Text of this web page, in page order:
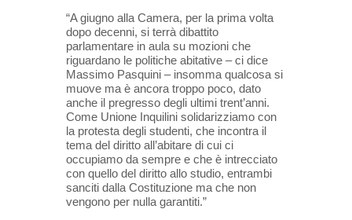
“A giugno alla Camera, per la prima volta
dopo decenni, si terrà dibattito
parlamentare in aula su mozioni che
riguardano le politiche abitative – ci dice
Massimo Pasquini – insomma qualcosa si
muove ma è ancora troppo poco, dato
anche il pregresso degli ultimi trent’anni.
Come Unione Inquilini solidarizziamo con
la protesta degli studenti, che incontra il
tema del diritto all’abitare di cui ci
occupiamo da sempre e che è intrecciato
con quello del diritto allo studio, entrambi
sanciti dalla Costituzione ma che non
vengono per nulla garantiti.”